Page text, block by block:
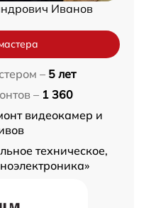
Иванов
– 5 лет
– 1 360
видеокамер и
техническое,